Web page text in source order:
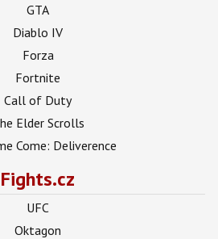
GTA
Diablo IV
Forza
Fortnite
Call of Duty
Elder Scrolls
Come: Deliverence
Fights.cz
UFC
Oktagon